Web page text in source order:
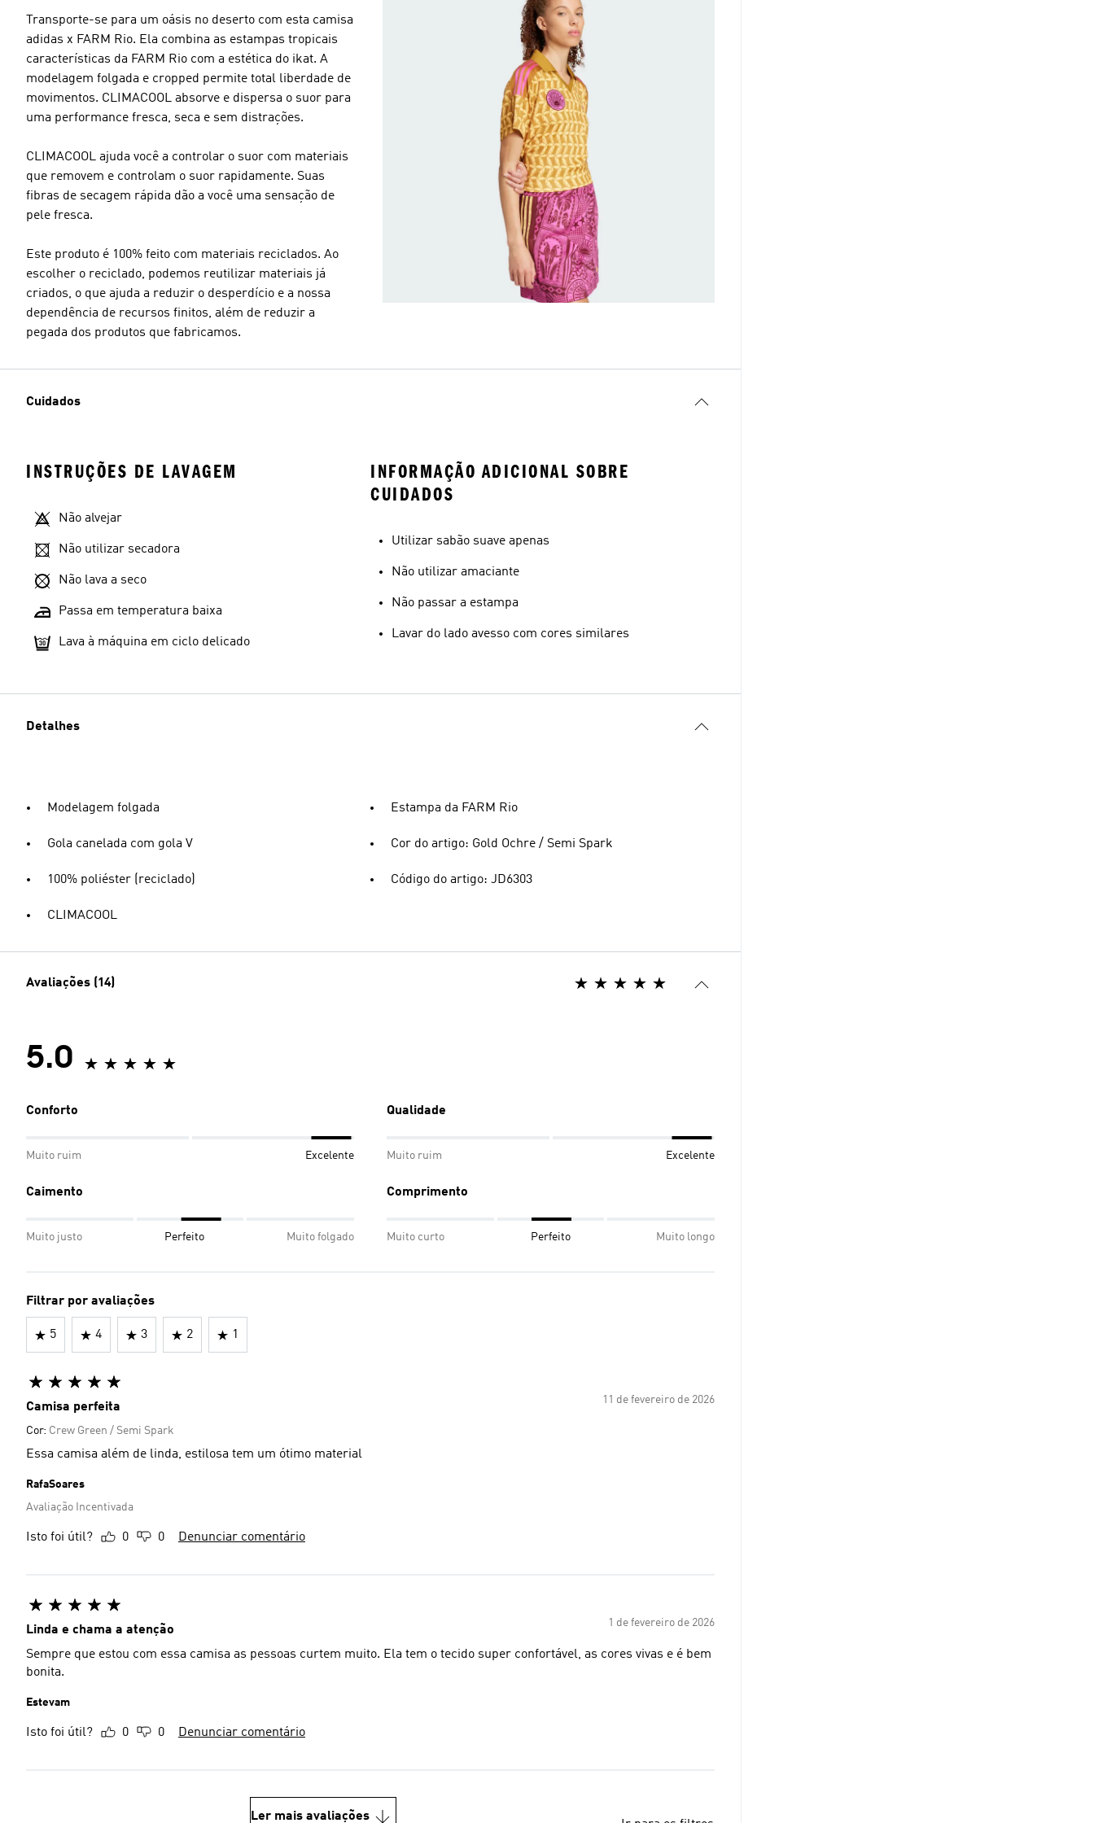
Transporte-se para um oásis no deserto com esta camisa
adidas x FARM Rio. Ela combina as estampas tropicais
características da FARM Rio com a estética do ikat. A
modelagem folgada e cropped permite total liberdade de
movimentos. CLIMACOOL absorve e dispersa o suor para
uma performance fresca, seca e sem distrações.
CLIMACOOL ajuda você a controlar o suor com materiais
que removem e controlam o suor rapidamente. Suas
fibras de secagem rápida dão a você uma sensação de
pele fresca.
Este produto é 100% feito com materiais reciclados. Ao
escolher o reciclado, podemos reutilizar materiais já
criados, o que ajuda a reduzir o desperdício e a nossa
dependência de recursos finitos, além de reduzir a
pegada dos produtos que fabricamos.
Cuidados
INSTRUÇÕES DE LAVAGEM
Não alvejar
Não utilizar secadora
Não lava a seco
Passa em temperatura baixa
Lava à máquina em ciclo delicado
INFORMAÇÃO ADICIONAL SOBRE
CUIDADOS
Utilizar sabão suave apenas
Não utilizar amaciante
Não passar a estampa
Lavar do lado avesso com cores similares
Detalhes
Modelagem folgada
Gola canelada com gola V
100% poliéster (reciclado)
CLIMACOOL
Estampa da FARM Rio
Cor do artigo: Gold Ochre / Semi Spark
Código do artigo: JD6303
Avaliações (14)
5.0
Conforto
Muito ruim Excelente
Qualidade
Muito ruim Excelente
Caimento
Muito justo Perfeito Muito folgado
Comprimento
Muito curto Perfeito Muito longo
Filtrar por avaliações
5 4 3 2 1
11 de fevereiro de 2026
Camisa perfeita
Cor: Crew Green / Semi Spark
Essa camisa além de linda, estilosa tem um ótimo material
RafaSoares
Avaliação Incentivada
Isto foi útil? 0 0 Denunciar comentário
1 de fevereiro de 2026
Linda e chama a atenção
Sempre que estou com essa camisa as pessoas curtem muito. Ela tem o tecido super confortável, as cores vivas e é bem
bonita.
Estevam
Isto foi útil? 0 0 Denunciar comentário
Ler mais avaliações